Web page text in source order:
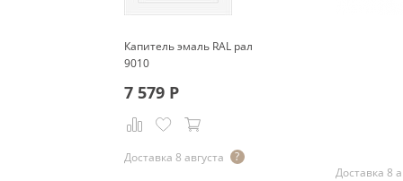
Капитель эмаль RAL рал
9010
7 579Р
Доставка 8 августа
Доставка 8